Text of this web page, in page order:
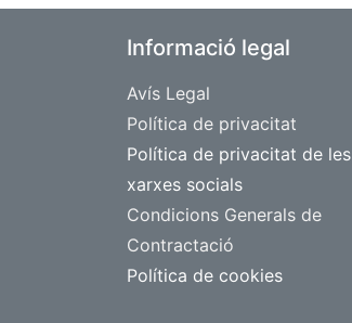
Informació legal
Avís Legal
​Política de privacitat
Política de privacitat de les
xarxes socials
Condicions Generals de
Contractació
Política de cookies